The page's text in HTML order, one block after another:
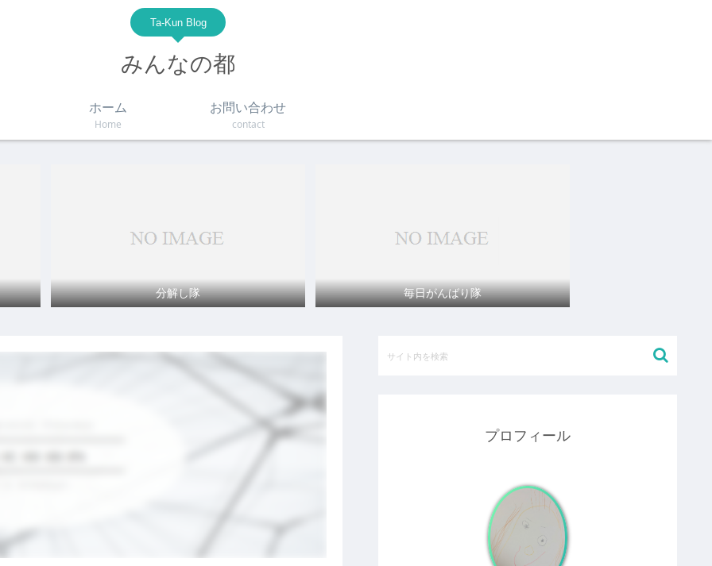
Ta-Kun Blog
みんなの都
ホーム
Home
お問い合わせ
contact
分解し隊 毎日がんばり隊
プロフィール